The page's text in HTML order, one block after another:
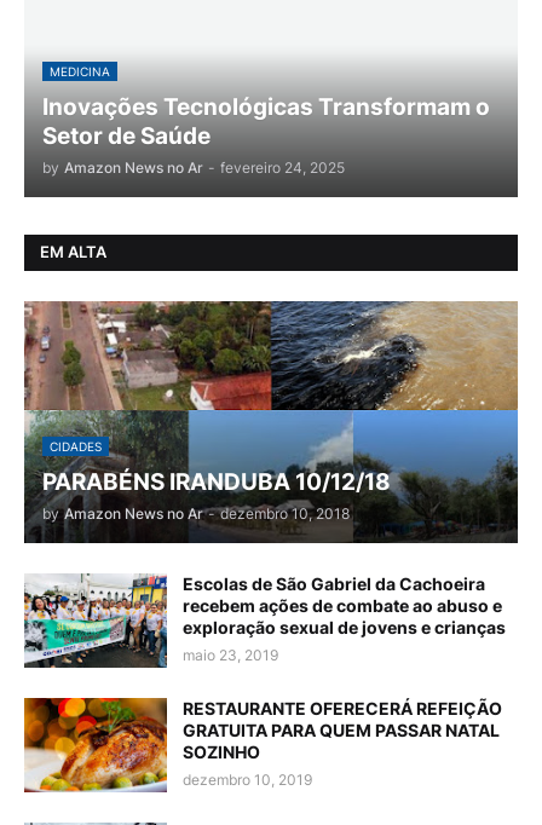
MEDICINA
Inovações Tecnológicas Transformam o
Setor de Saúde
by Amazon News no Ar - fevereiro 24, 2025
EM ALTA
CIDADES
PARABÉNS IRANDUBA 10/12/18
by Amazon News no Ar - dezembro 10, 2018
Escolas de São Gabriel da Cachoeira
recebem ações de combate ao abuso e
exploração sexual de jovens e crianças
maio 23, 2019
RESTAURANTE OFERECERÁ REFEIÇÃO
GRATUITA PARA QUEM PASSAR NATAL
SOZINHO
dezembro 10, 2019